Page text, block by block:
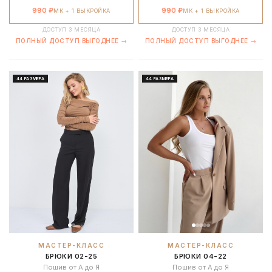
ОБРАТНАЯ СВЯЗЬ ОТ ТЕХНОЛОГОВ
Нет Да
Доплата всего6 000 ₽ — ещё 186 МК и 7352 выкройки
Получить полный доступ
Купить только этот курс
990 ₽МК + 1 ВЫКРОЙКА
ДОСТУП 3 МЕСЯЦА
ПОЛНЫЙ ДОСТУП ВЫГОДНЕЕ →
990 ₽МК + 1 ВЫКРОЙКА
ДОСТУП 3 МЕСЯЦА
ПОЛНЫЙ ДОСТУП ВЫГОДНЕЕ →
44 РАЗМЕРА
МАСТЕР-КЛАСС
БРЮКИ 02-25
Пошив от А до Я
44 РАЗМЕРА
МАСТЕР-КЛАСС
БРЮКИ 04-22
Пошив от А до Я